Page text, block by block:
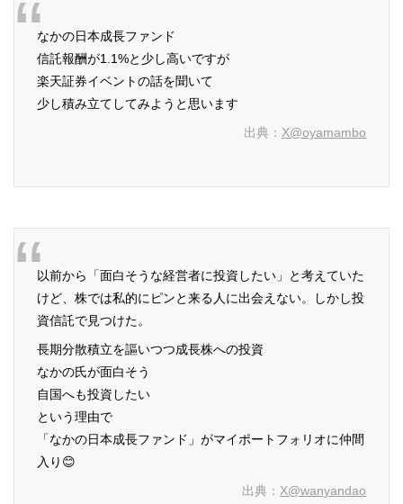
なかの日本成長ファンド
信託報酬が1.1%と少し高いですが
楽天証券イベントの話を聞いて
少し積み立てしてみようと思います
出典： X@oyamambo
以前から「面白そうな経営者に投資したい」と考えていた
けど、株では私的にピンと来る人に出会えない。しかし投
資信託で見つけた。
長期分散積立を謳いつつ成長株への投資
なかの氏が面白そう
自国へも投資したい
という理由で
「なかの日本成長ファンド」がマイポートフォリオに仲間
入り😊
出典： X@wanyandao